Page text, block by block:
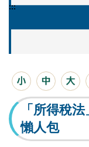
:::
「所得稅
懶人包